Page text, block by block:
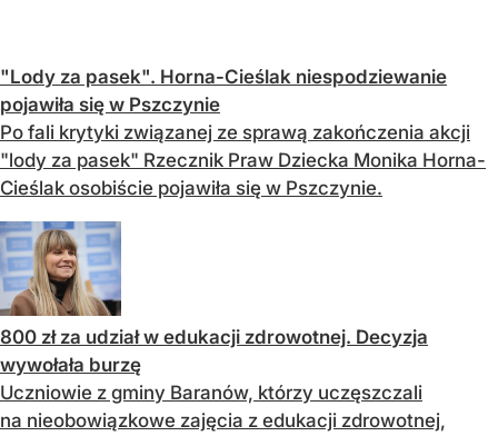
"Lody za pasek". Horna-Cieślak niespodziewanie
pojawiła się w Pszczynie
Po fali krytyki związanej ze sprawą zakończenia akcji
"lody za pasek" Rzecznik Praw Dziecka Monika Horna-
Cieślak osobiście pojawiła się w Pszczynie.
800 zł za udział w edukacji zdrowotnej. Decyzja
wywołała burzę
Uczniowie z gminy Baranów, którzy uczęszczali
na nieobowiązkowe zajęcia z edukacji zdrowotnej,